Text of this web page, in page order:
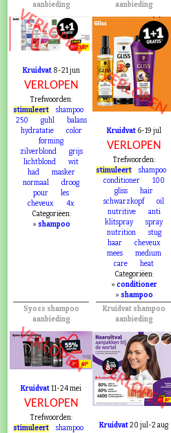
aanbieding
VERLOPEN
Kruidvat8-21 jun
VERLOPEN
Trefwoorden:
stimuleert
shampoo
250
guhl
balans
hydratatie
color
forming
zilverblond
grijs
lichtblond
wit
had
masker
normaal
droog
pour
les
cheveux
4x
Categoriëen:
» shampoo
aanbieding
VERLOPEN
Kruidvat6-19 jul
VERLOPEN
Trefwoorden:
stimuleert
shampoo
conditioner
100
gliss
hair
schwarzkopf
oil
nutritive
anti
klitspray
spray
nutrition
stug
haar
cheveux
mees
medium
care
heat
Categoriëen:
» conditioner
» shampoo
Syoss shampoo
aanbieding
VERLOPEN
Kruidvat11-24 mei
VERLOPEN
Trefwoorden:
stimuleert
shampoo
Kruidvat shampoo
aanbieding
VERLOPEN
Kruidvat20 jul-2 aug